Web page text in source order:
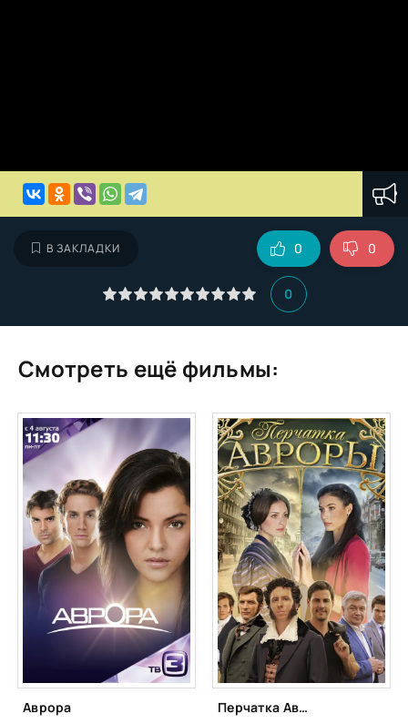
В ЗАКЛАДКИ
0
0 0
Смотреть ещё фильмы:
Аврора Перчатка Авроры